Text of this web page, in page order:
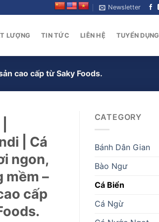
Newsletter
LƯỢNG TIN TỨC LIÊN HỆ TUYỂN DỤNG
cao cấp từ Saky Foods.
| Cá
ngon,
–
cấp
CATEGORY
Bánh Dân Gian
Bào Ngư
Cá Biển
Cá Ngừ